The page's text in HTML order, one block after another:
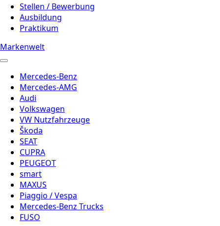
Stellen / Bewerbung
Ausbildung
Praktikum
Markenwelt
Mercedes-Benz
Mercedes-AMG
Audi
Volkswagen
VW Nutzfahrzeuge
Škoda
SEAT
CUPRA
PEUGEOT
smart
MAXUS
Piaggio / Vespa
Mercedes-Benz Trucks
FUSO